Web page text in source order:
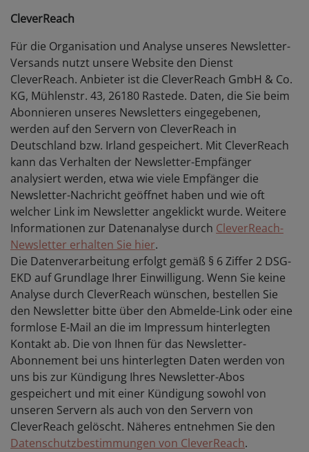
CleverReach
Für die Organisation und Analyse unseres Newsletter-
Versands nutzt unsere Website den Dienst
CleverReach. Anbieter ist die CleverReach GmbH & Co.
KG, Mühlenstr. 43, 26180 Rastede. Daten, die Sie beim
Abonnieren unseres Newsletters eingegebenen,
werden auf den Servern von CleverReach in
Deutschland bzw. Irland gespeichert. Mit CleverReach
kann das Verhalten der Newsletter-Empfänger
analysiert werden, etwa wie viele Empfänger die
Newsletter-Nachricht geöffnet haben und wie oft
welcher Link im Newsletter angeklickt wurde. Weitere
Informationen zur Datenanalyse durch CleverReach-
Newsletter erhalten Sie hier.
Die Datenverarbeitung erfolgt gemäß § 6 Ziffer 2 DSG-
EKD auf Grundlage Ihrer Einwilligung. Wenn Sie keine
Analyse durch CleverReach wünschen, bestellen Sie
den Newsletter bitte über den Abmelde-Link oder eine
formlose E-Mail an die im Impressum hinterlegten
Kontakt ab. Die von Ihnen für das Newsletter-
Abonnement bei uns hinterlegten Daten werden von
uns bis zur Kündigung Ihres Newsletter-Abos
gespeichert und mit einer Kündigung sowohl von
unseren Servern als auch von den Servern von
CleverReach gelöscht. Näheres entnehmen Sie den
Datenschutzbestimmungen von CleverReach.